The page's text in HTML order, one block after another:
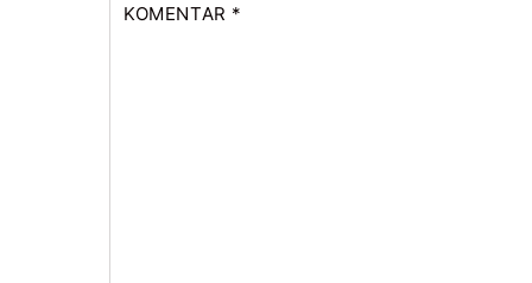
KOMENTAR *